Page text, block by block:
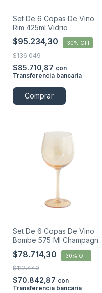
Set De 6 Copas De Vino
Rim 425ml Vidrio
$95.234,30 -30% OFF
$136.049
$85.710,87 con
Transferencia bancaria
Comprar
Set De 6 Copas De Vino
Bombe 575 Ml Champagne
Blackly
$78.714,30 -30% OFF
$112.449
$70.842,87 con
Transferencia bancaria